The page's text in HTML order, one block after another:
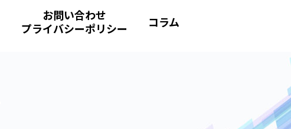
お問い合わせ
プライバシーポリシー
コラム